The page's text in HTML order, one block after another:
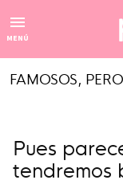
MENÚ
FAMOSOS,
Pues
tendremos